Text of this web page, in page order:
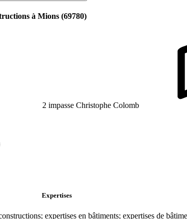
à Mions (69780)
2 impasse Christophe Colomb
Expertises
expertises en bâtiments; expertises de